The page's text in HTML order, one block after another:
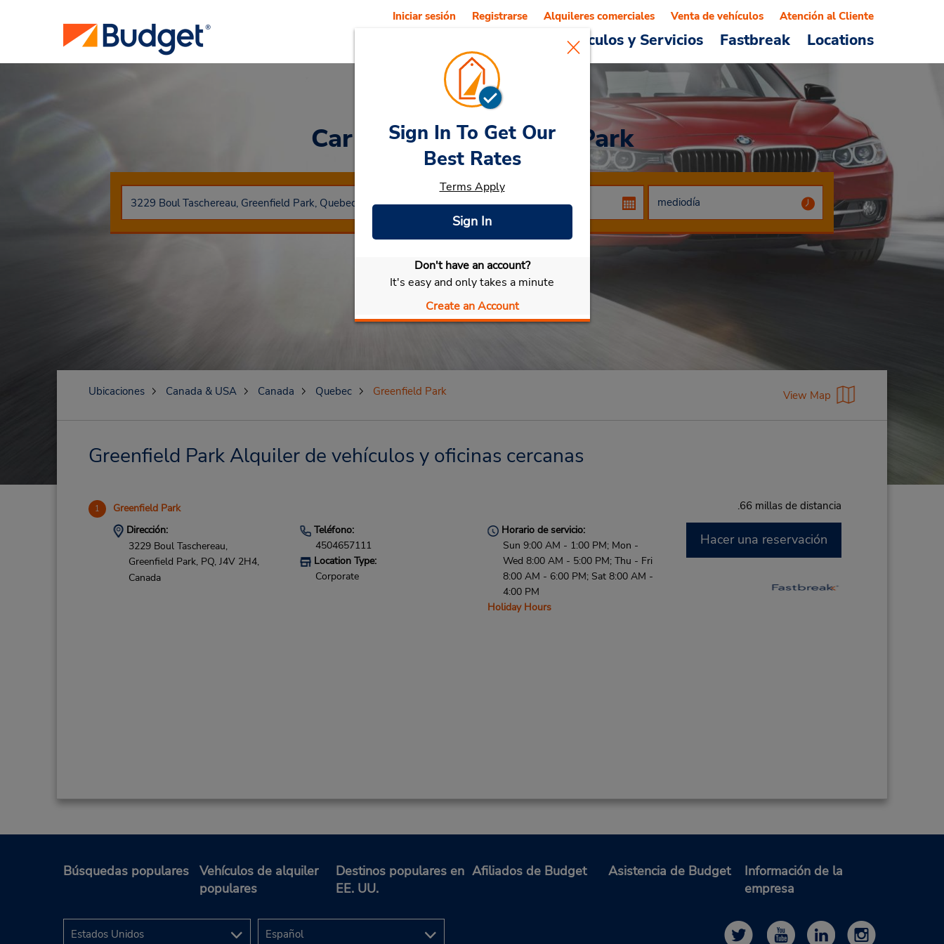
Vehículos y Servicios Fastbreak Locations
Iniciar sesión Registrarse Alquileres comerciales Venta de vehículos Atención al Cliente
Car RentalGreenfield Park
Seleccionar mi vehículo
Sign In To Get Our
Best Rates
Terms Apply
Sign In
Don't have an account?
It's easy and only takes a minute
Create an Account
Ubicaciones Canada & USA Canada Quebec Greenfield Park View Map
Greenfield Park Alquiler de vehículos y oficinas cercanas
1 Greenfield Park .66 millas de distancia
Dirección:
3229 Boul Taschereau,
Greenfield Park, PQ, J4V 2H4,
Canada
Teléfono:
4504657111
Location Type:
Corporate
Horario de servicio:
Sun 9:00 AM - 1:00 PM; Mon -
Wed 8:00 AM - 5:00 PM; Thu - Fri
8:00 AM - 6:00 PM; Sat 8:00 AM -
4:00 PM
Holiday Hours
Hacer una reservación
Búsquedas populares
Vehículos de alquiler
populares
Destinos populares en
EE. UU.
Afiliados de Budget Asistencia de Budget
Información de la
empresa